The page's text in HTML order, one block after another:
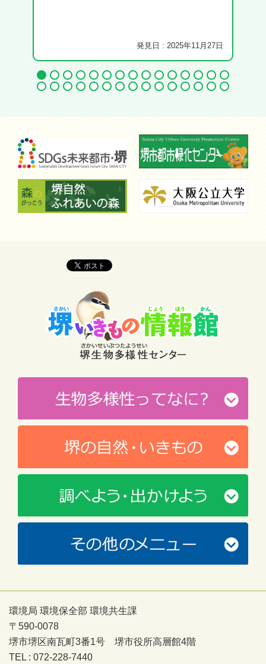
発見日 : 2025年11月27日
環境局 環境保全部 環境共生課
〒590-0078
堺市堺区南瓦町3番1号 堺市役所高層館4階
TEL : 072-228-7440